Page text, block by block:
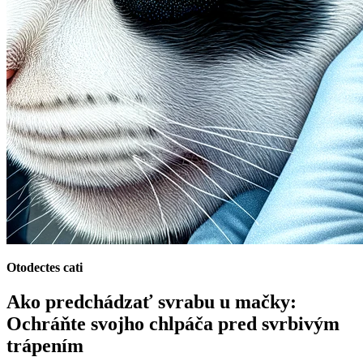
Otodectes cati
Ako predchádzať svrabu u mačky:
Ochráňte svojho chlpáča pred svrbivým
trápením